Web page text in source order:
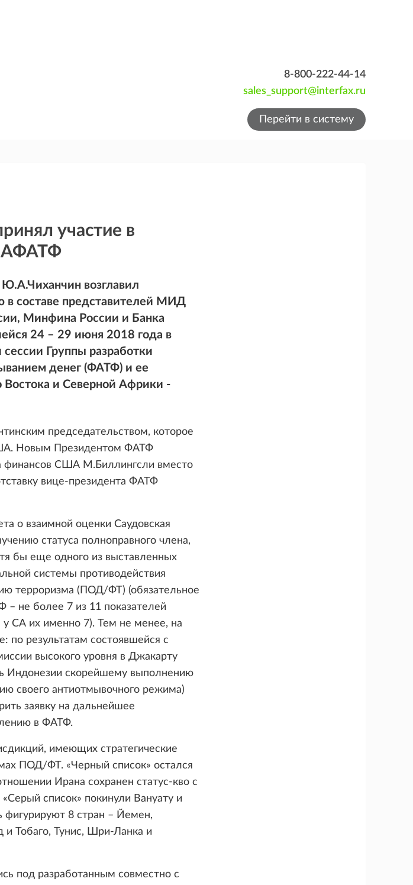
8-800-222-44-14
sales_support@interfax.ru
Перейти в систему
участие в
возглавил
составе представителей МИД
Минфина России и Банка
24 – 29 июня 2018 года в
Группы разработки
денег (ФАТФ) и ее
Востока и Северной Африки -
председательством, которое
Новым Президентом ФАТФ
финансов США М.Биллингсли вместо
вице-президента ФАТФ
о взаимной оценки Саудовская
статуса полноправного члена,
бы еще одного из выставленных
системы противодействия
терроризма (ПОД/ФТ) (обязательное
– не более 7 из 11 показателей
у СА их именно 7). Тем не менее, на
по результатам состоявшейся с
высокого уровня в Джакарту
Индонезии скорейшему выполнению
своего антиотмывочного режима)
заявку на дальнейшее
в ФАТФ.
имеющих стратегические
ПОД/ФТ. «Черный список» остался
Ирана сохранен статус-кво с
список» покинули Вануату и
фигурируют 8 стран – Йемен,
и Тобаго, Тунис, Шри-Ланка и
под разработанным совместно с